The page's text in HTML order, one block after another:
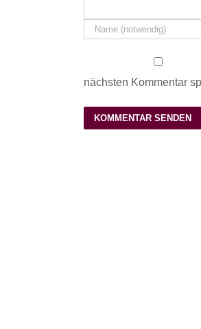
nächsten Kommentar